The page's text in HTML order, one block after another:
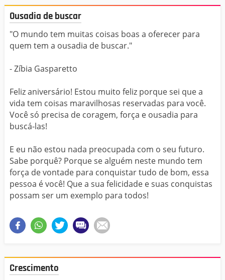
Ousadia de buscar
"O mundo tem muitas coisas boas a oferecer para
quem tem a ousadia de buscar."
- Zíbia Gasparetto
Feliz aniversário! Estou muito feliz porque sei que a
vida tem coisas maravilhosas reservadas para você.
Você só precisa de coragem, força e ousadia para
buscá-las!
E eu não estou nada preocupada com o seu futuro.
Sabe porquê? Porque se alguém neste mundo tem
força de vontade para conquistar tudo de bom, essa
pessoa é você! Que a sua felicidade e suas conquistas
possam ser um exemplo para todos!
Crescimento